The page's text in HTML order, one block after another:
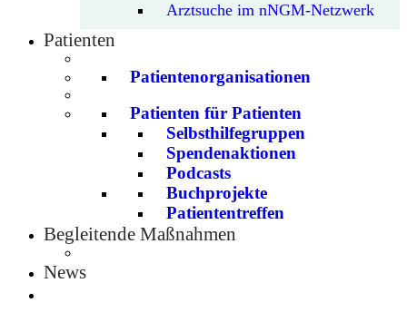
Arztsuche im nNGM-Netzwerk
Patienten
Patientenorganisationen
Patienten für Patienten
Selbsthilfegruppen
Spendenaktionen
Podcasts
Buchprojekte
Patiententreffen
Begleitende Maßnahmen
News